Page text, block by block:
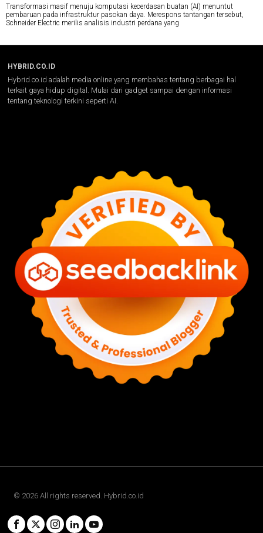
Transformasi masif menuju komputasi kecerdasan buatan (AI) menuntut
pembaruan pada infrastruktur pasokan daya. Merespons tantangan tersebut,
Schneider Electric merilis analisis industri perdana yang
HYBRID.CO.ID
Hybrid.co.id adalah media online yang membahas tentang berbagai hal
terkait gaya hidup digital. Mulai dari gadget sampai dengan informasi
tentang teknologi terkini seperti AI.
© 2026 All rights reserved. Hybrid.co.id